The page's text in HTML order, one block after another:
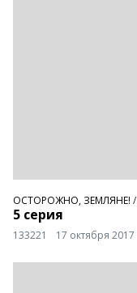
ОСТОРОЖНО, ЗЕМЛЯНЕ! /
5 серия
133221 17 октября 2017